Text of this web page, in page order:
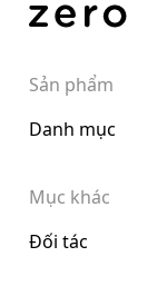
Sản phẩm
Danh mục
Mục khác
Đối tác